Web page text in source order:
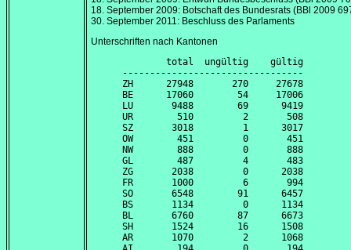
18. September 2009: Botschaft des Bundesrats (BBl 2009
30. September 2011: Beschluss des Parlaments
Unterschriften nach Kantonen
        total  ungültig    gültig
---------------------------------
ZH      27948       270     27678
BE      17060        54     17006
LU       9488        69      9419
UR        510         2       508
SZ       3018         1      3017
OW        451         0       451
NW        888         0       888
GL        487         4       483
ZG       2038         0      2038
FR       1000         6       994
SO       6548        91      6457
BS       1134         0      1134
BL       6760        87      6673
SH       1524        16      1508
AR       1070         2      1068